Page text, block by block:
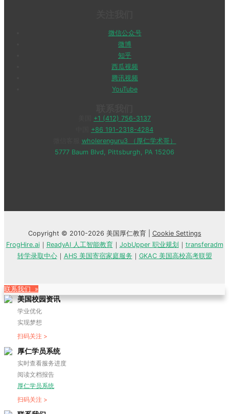
微信公众号
微博
知乎
西瓜视频
腾讯视频
YouTube
+1 (412) 756-3137
+86 191-2318-4284
wholerenguru3 （厚仁学术哥）
5777 Baum Blvd, Pittsburgh, PA 15206
Copyright © 2010-2026 美国厚仁教育 | Cookie Settings
FrogHire.ai｜ ReadyAI 人工智能教育｜ JobUpper 职业规划 ｜ transferadm
转学录取中心｜ AHS 美国寄宿家庭服务 ｜ GKAC 美国高校高考联盟
联系我们 »
美国校园资讯
学业优化
实现梦想
扫码关注 >
厚仁学员系统
实时查看服务进度
阅读文档报告
厚仁学员系统
扫码关注 >